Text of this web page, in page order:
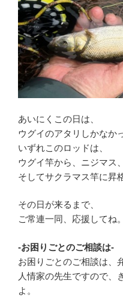
あいにくこの日は、
ウグイのアタリしかなか
いずれこのロッドは、
ウグイ竿から、ニジマス
そしてサクラマス竿に昇
その日が来るまで、
ご常連一同、応援してね。
-お困りごとのご相談は-
お困りごとのご相談は、
人情家の先生ですので、
よ。